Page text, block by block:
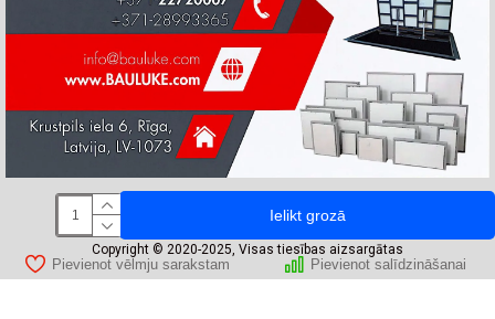
Ielikt grozā
Pievienot vēlmju sarakstam Pievienot salīdzināšanai
Copyright © 2020-2025, Visas tiesības aizsargātas